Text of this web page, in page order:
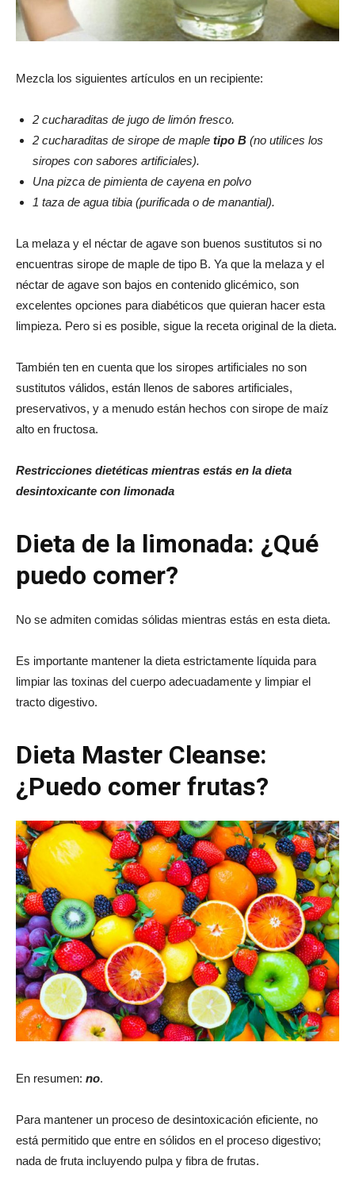
Mezcla los siguientes artículos en un recipiente:
2 cucharaditas de jugo de limón fresco.
2 cucharaditas de sirope de maple tipo B (no utilices los
siropes con sabores artificiales).
Una pizca de pimienta de cayena en polvo
1 taza de agua tibia (purificada o de manantial).
La melaza y el néctar de agave son buenos sustitutos si no
encuentras sirope de maple de tipo B. Ya que la melaza y el
néctar de agave son bajos en contenido glicémico, son
excelentes opciones para diabéticos que quieran hacer esta
limpieza. Pero si es posible, sigue la receta original de la dieta.
También ten en cuenta que los siropes artificiales no son
sustitutos válidos, están llenos de sabores artificiales,
preservativos, y a menudo están hechos con sirope de maíz
alto en fructosa.
Restricciones dietéticas mientras estás en la dieta
desintoxicante con limonada
Dieta de la limonada: ¿Qué
puedo comer?
No se admiten comidas sólidas mientras estás en esta dieta.
Es importante mantener la dieta estrictamente líquida para
limpiar las toxinas del cuerpo adecuadamente y limpiar el
tracto digestivo.
Dieta Master Cleanse:
¿Puedo comer frutas?
En resumen: no.
Para mantener un proceso de desintoxicación eficiente, no
está permitido que entre en sólidos en el proceso digestivo;
nada de fruta incluyendo pulpa y fibra de frutas.